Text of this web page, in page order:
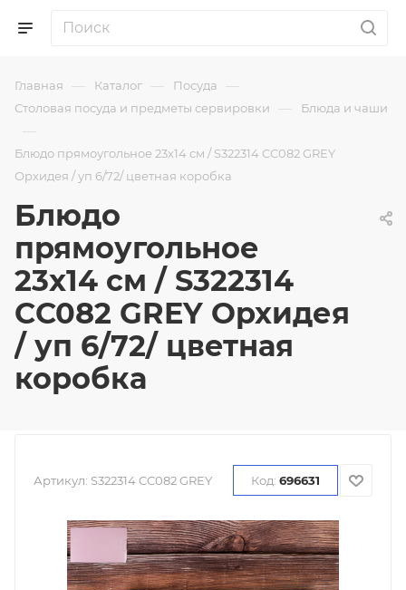
Главная — Каталог — Посуда —
Столовая посуда и предметы сервировки — Блюда и чаши
—
Блюдо прямоугольное 23x14 см / S322314 CC082 GREY
Орхидея / уп 6/72/ цветная коробка
Блюдо
прямоугольное
23x14 см / S322314
CC082 GREY Орхидея
/ уп 6/72/ цветная
коробка
Артикул: S322314 CC082 GREY Код: 696631